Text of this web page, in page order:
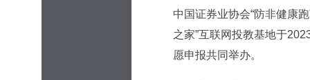
中国证券业协会“防非健康
之家”互联网投教基地于
愿申报共同举办。